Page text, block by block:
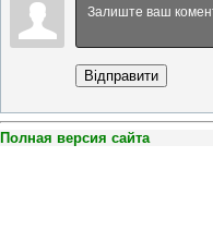
Відправити
Полная версия сайта